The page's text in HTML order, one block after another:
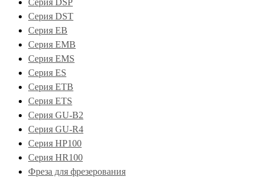
Серия DSP
Серия DST
Серия EB
Серия EMB
Серия EMS
Серия ES
Серия ETB
Серия ETS
Серия GU-B2
Серия GU-R4
Серия HP100
Серия HR100
Фреза для фрезерования